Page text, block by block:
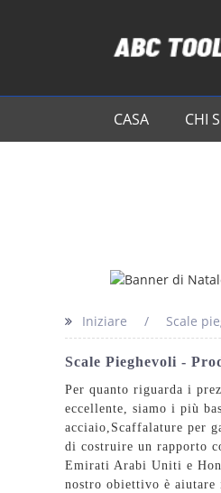
CASA CHI
Iniziare Scale
Scale Pieghevoli -
Per quanto riguarda i
eccellente, siamo i più
acciaio Scaffalature per
di costruire un rapporto
Emirati Arabi Uniti e
nostro obiettivo è